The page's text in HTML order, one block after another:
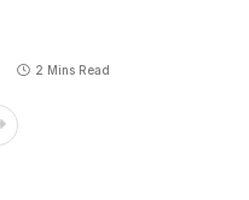
2 Mins Read